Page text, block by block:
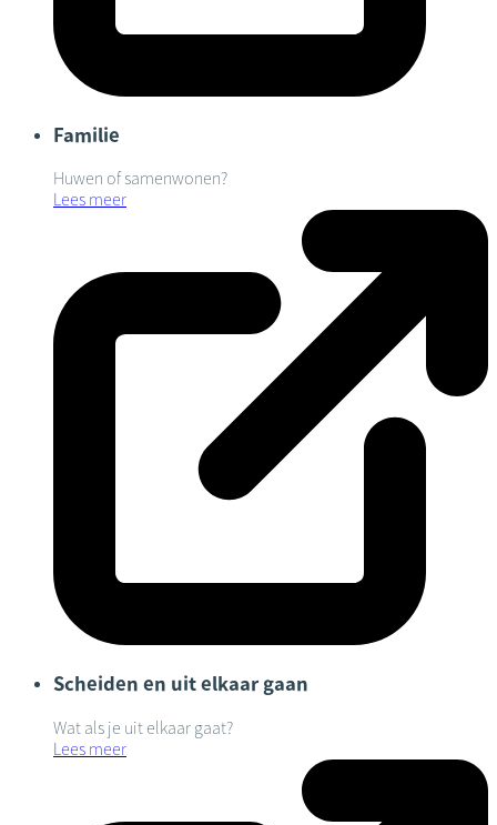
Familie
Huwen of samenwonen?
Lees meer
Scheiden en uit elkaar gaan
Wat als je uit elkaar gaat?
Lees meer